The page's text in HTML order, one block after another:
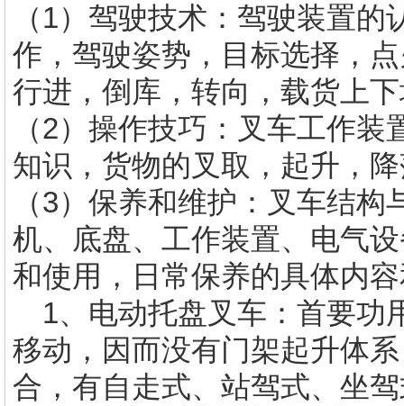
（1）驾驶技术：驾驶装置
作，驾驶姿势，目标选择，
行进，倒库，转向，载货上
（2）操作技巧：叉车工作
知识，货物的叉取，起升，
（3）保养和维护：叉车结
机、底盘、工作装置、电气
和使用，日常保养的具体内
1、电动托盘叉车：首要功
移动，因而没有门架起升体
合，有自走式、站驾式、坐